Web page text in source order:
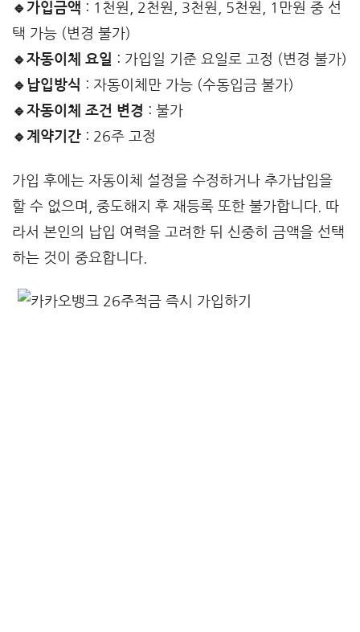
🔹가입금액 : 1천원, 2천원, 3천원, 5천원, 1만원 중 선
택 가능 (변경 불가)
🔹자동이체 요일 : 가입일 기준 요일로 고정 (변경 불가)
🔹납입방식 : 자동이체만 가능 (수동입금 불가)
🔹자동이체 조건 변경 : 불가
🔹계약기간 : 26주 고정
가입 후에는 자동이체 설정을 수정하거나 추가납입을
할 수 없으며, 중도해지 후 재등록 또한 불가합니다. 따
라서 본인의 납입 여력을 고려한 뒤 신중히 금액을 선택
하는 것이 중요합니다.